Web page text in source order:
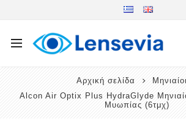
Αρχική σελίδα
Μηνιαίοι
Alcon Air Optix Plus HydraGlyde
Μυωπίας (6τμχ)